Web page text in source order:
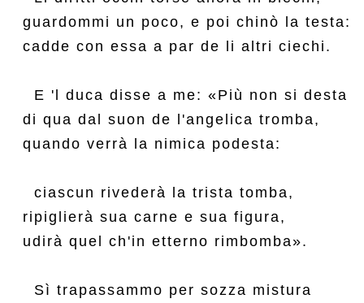
guardommi un poco, e poi chinò la testa:
cadde con essa a par de li altri ciechi.
  E 'l duca disse a me: «Più non si desta
di qua dal suon de l'angelica tromba,
quando verrà la nimica podesta:
  ciascun rivederà la trista tomba,
ripiglierà sua carne e sua figura,
udirà quel ch'in etterno rimbomba».
  Sì trapassammo per sozza mistura